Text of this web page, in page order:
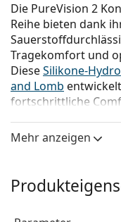
Die PureVision 2
Reihe bieten dank
Tragekomfort und
DieseSilikone-
and Lomb
fortschrittliche
erhöht. Die
bei schlechten
der Welt bewegen
Bitte beachten Sie,
Mehr anzeigen